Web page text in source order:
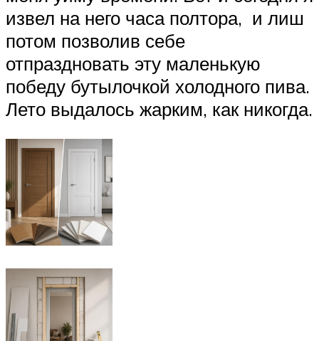
извел на него часа полтора, и лиш
потом позволив себе
отпраздновать эту маленькую
победу бутылочкой холодного пива.
Лето выдалось жарким, как никогда.